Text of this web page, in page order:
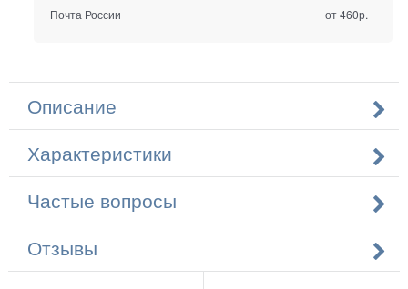
Почта России
от 460р.
Описание
Характеристики
Частые вопросы
Отзывы